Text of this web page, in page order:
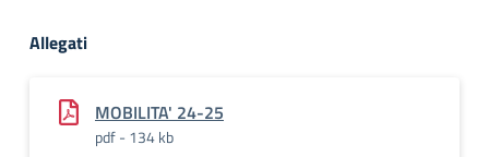
Allegati
MOBILITA' 24-25
pdf - 134 kb